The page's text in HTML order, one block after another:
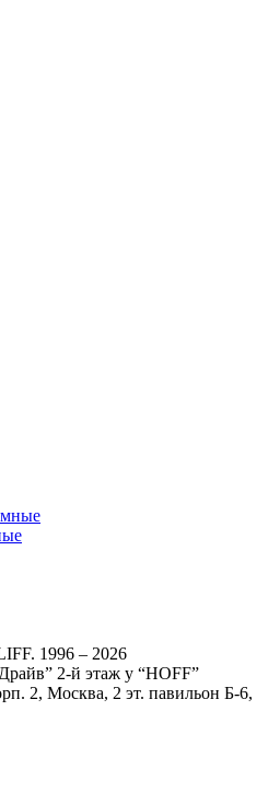
1996 – 2026
2-й этаж у “HOFF”
2, Москва, 2 эт. павильон Б-6,